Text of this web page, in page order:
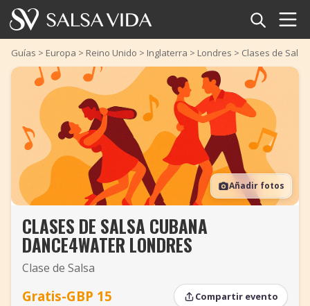
Inicio
Eventos
Noticias
Artículos
Videos
Glosario
TuneTempo
Guías > Europa > Reino Unido > Inglaterra > Londres > Clases de
Añadir fotos
CLASES DE SALSA CUBANA
DANCE4WATER LONDRES
Clase de Salsa
Gratis-GBP 15 Compartir evento